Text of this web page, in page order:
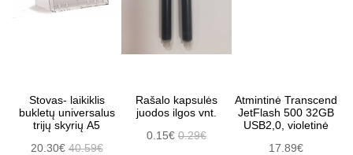
Stovas- laikiklis
bukletų universalus
trijų skyrių A5
20.30€40.59€
Rašalo kapsulės
juodos ilgos vnt.
0.15€ 0.29€
Atmintinė Transcend
JetFlash 500 32GB
USB2,0, violetinė
17.89€